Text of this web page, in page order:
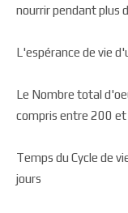
nourrir pendant plus
L'espérance de vie
Le Nombre total
compris entre 200
Temps du Cycle de
jours